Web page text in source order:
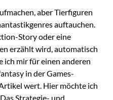
aber Tierfiguren
auftauchen.
Story oder eine
erzählt wird, automatisch
ich mir für einen anderen
in der Games-
wert. Hier möchte ich
Strategie- und